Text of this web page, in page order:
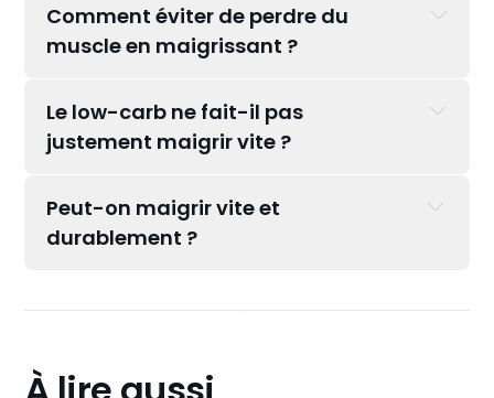
Comment éviter de perdre du
muscle en maigrissant ?
Le low-carb ne fait-il pas
justement maigrir vite ?
Peut-on maigrir vite et
durablement ?